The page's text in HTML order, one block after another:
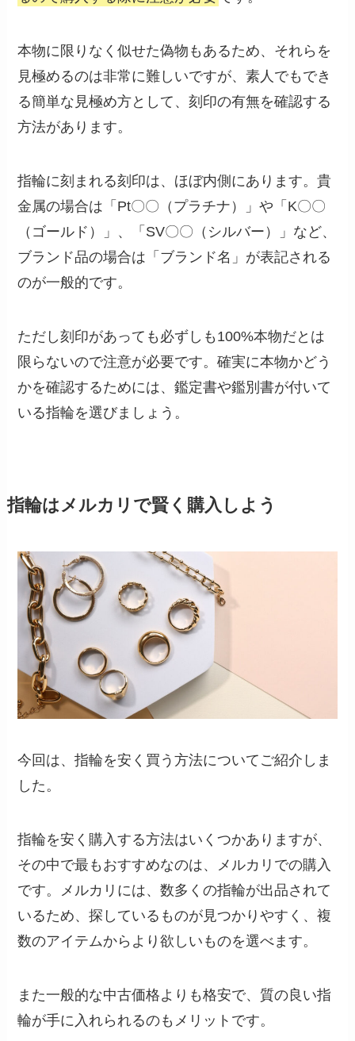
本物に限りなく似せた偽物もあるため、それらを
見極めるのは非常に難しいですが、素人でもでき
る簡単な見極め方として、刻印の有無を確認する
方法があります。
指輪に刻まれる刻印は、ほぼ内側にあります。貴
金属の場合は「Pt〇〇（プラチナ）」や「K〇〇
（ゴールド）」、「SV〇〇（シルバー）」など、
ブランド品の場合は「ブランド名」が表記される
のが一般的です。
ただし刻印があっても必ずしも100%本物だとは
限らないので注意が必要です。確実に本物かどう
かを確認するためには、鑑定書や鑑別書が付いて
いる指輪を選びましょう。
指輪はメルカリで賢く購入しよう
今回は、指輪を安く買う方法についてご紹介しま
した。
指輪を安く購入する方法はいくつかありますが、
その中で最もおすすめなのは、メルカリでの購入
です。メルカリには、数多くの指輪が出品されて
いるため、探しているものが見つかりやすく、複
数のアイテムからより欲しいものを選べます。
また一般的な中古価格よりも格安で、質の良い指
輪が手に入れられるのもメリットです。